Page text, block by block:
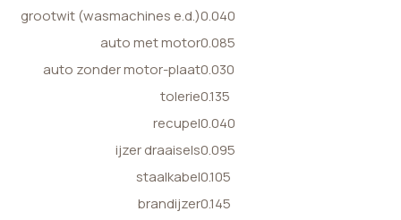
grootwit (wasmachines e.d.)0.040
auto met motor0.085
auto zonder motor-plaat0.030
tolerie0.135
recupel0.040
ijzer draaisels0.095
staalkabel0.105
brandijzer0.145